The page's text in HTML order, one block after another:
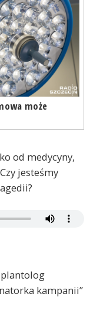
może
od medycyny,
jesteśmy
kampanii”